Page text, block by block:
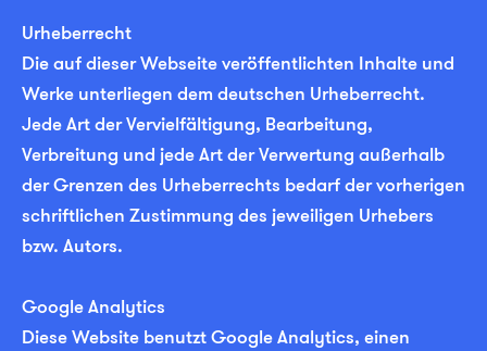
Urheberrecht
Die auf dieser Webseite veröffentlichten Inhalte und
Werke unterliegen dem deutschen Urheberrecht.
Jede Art der Vervielfältigung, Bearbeitung,
Verbreitung und jede Art der Verwertung außerhalb
der Grenzen des Urheberrechts bedarf der vorherigen
schriftlichen Zustimmung des jeweiligen Urhebers
bzw. Autors.
Google Analytics
Diese Website benutzt Google Analytics, einen